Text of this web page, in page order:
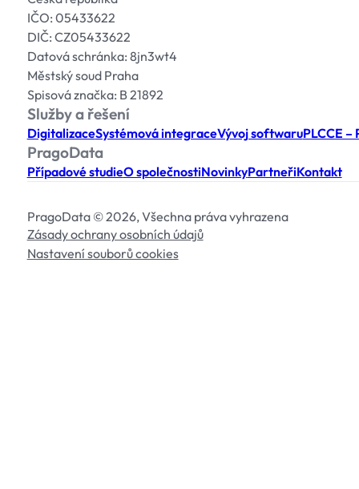
IČO: 05433622
DIČ: CZ05433622
Datová schránka: 8jn3wt4
Městský soud Praha
Spisová značka: B 21892
Služby a řešení
DigitalizaceSystémová integraceVývoj softwaruPLCCE
PragoData
Případové studieO společnostiNovinkyPartneřiKontakt
PragoData © 2026, Všechna práva vyhrazena
Zásady ochrany osobních údajů
Nastavení souborů cookies